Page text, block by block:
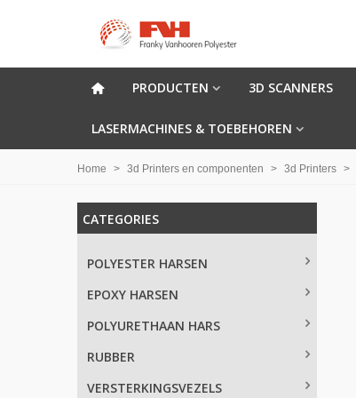
PRODUCTEN 3D SCANNERS
LASERMACHINES & TOEBEHOREN
Home > 3d Printers en componenten > 3d Printers >
CATEGORIES
POLYESTER HARSEN
EPOXY HARSEN
POLYURETHAAN HARS
RUBBER
VERSTERKINGSVEZELS